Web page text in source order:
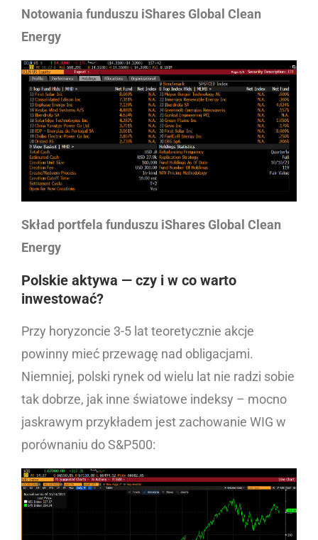
Notowania funduszu iShares Global Clean
Energy
Skład portfela funduszu iShares Global Clean
Energy
Polskie aktywa — czy i w co warto
inwestować?
Przy horyzoncie 3-5 lat teoretycznie akcje
powinny mieć przewagę nad obligacjami.
Niemniej, polski rynek od wielu lat nie radzi sobie
tak dobrze, jak inne światowe indeksy – mocno
jaskrawym przykładem jest zachowanie WIG w
porównaniu do S&P500: